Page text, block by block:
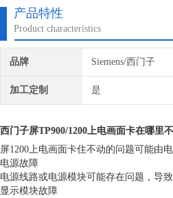
产品特性
Product characteristics
品牌 Siemens/西门子
加工定制 是
西门子屏TP900/1200上电画面卡在哪里
屏1200上电画面卡住不动的问题可能由
电源故障
电源线路或电源模块可能存在问题，导
显示模块故障